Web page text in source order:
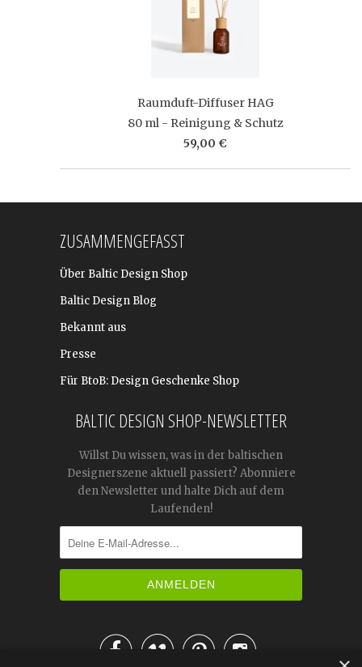
Raumduft-Diffuser HAG
80 ml - Reinigung & Schutz
59,00 €
ZUSAMMENGEFASST
Über Baltic Design Shop
Baltic Design Blog
Bekannt aus
Presse
Für BtoB: Design Geschenke Shop
BALTIC DESIGN SHOP-NEWSLETTER
Willst Du wissen, was in der baltischen
Designerszene aktuell passiert? Abonniere
den Newsletter und halte Dich auf dem
Laufenden!
